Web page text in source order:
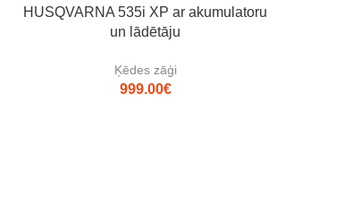
HUSQVARNA 535i XP ar akumulatoru
un lādētāju
Ķēdes zāģi
999.00€